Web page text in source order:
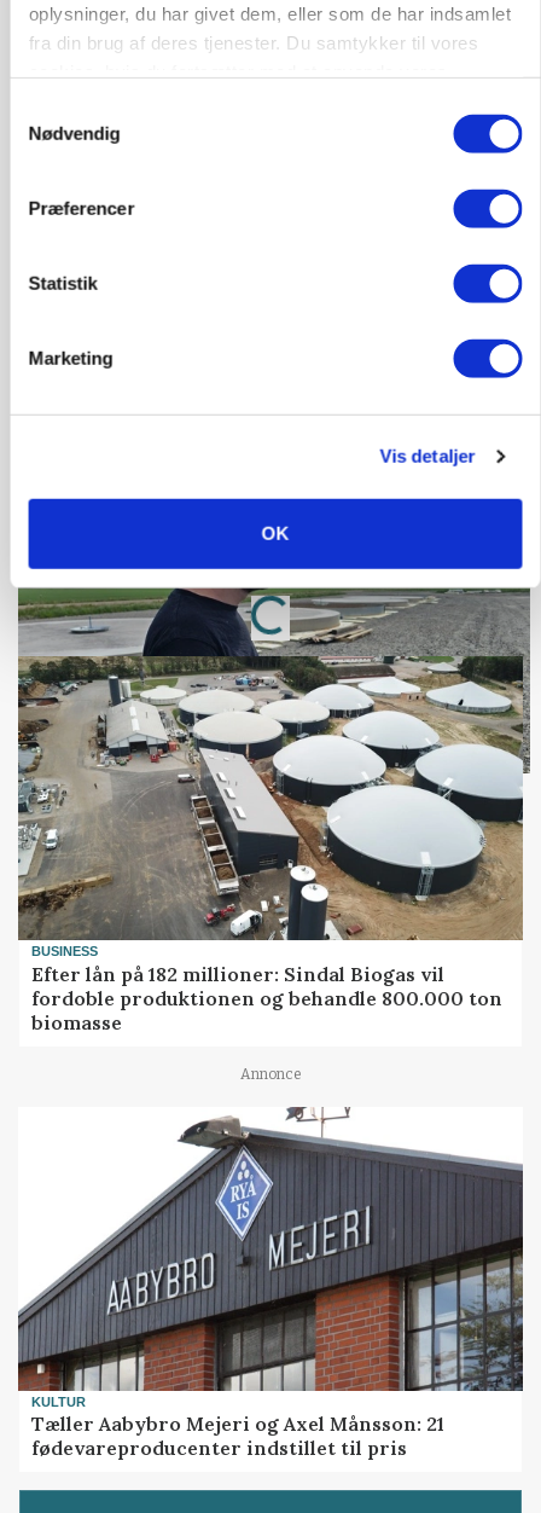
oplysninger, du har givet dem, eller som de har indsamlet
fra din brug af deres tjenester. Du samtykker til vores
Nødvendig
Præferencer
Statistik
Marketing
Vis detaljer
OK
Kvælstofkaos på Fyn lammer landmænds
Bønder holder vagt ved Rusland
Loading...
BUSINESS
Efter lån på 182 millioner: Sindal Biogas vil
fordoble produktionen og behandle 800.000 ton
biomasse
Annonce
KULTUR
Tæller Aabybro Mejeri og Axel Månsson: 21
fødevareproducenter indstillet til pris